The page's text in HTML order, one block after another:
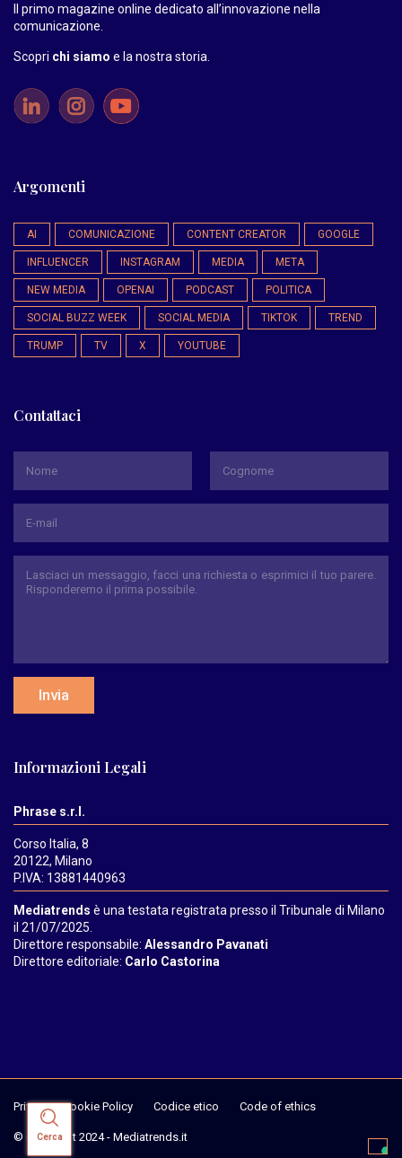
Cerca
Il primo magazine online dedicato all’innovazione nella
comunicazione.
Scopri chi siamo e la nostra storia
Argomenti
AI COMUNICAZIONE CONTENT CREATOR GOOGLE
INFLUENCER INSTAGRAM MEDIA META
NEW MEDIA OPENAI PODCAST POLITICA
SOCIAL BUZZ WEEK SOCIAL MEDIA TIKTOK TREND
TRUMP TV X YOUTUBE
Contattaci
Invia
Informazioni Legali
Phrase s.r.l.
Corso Italia, 8
20122, Milano
P.IVA: 13881440963
Mediatrends è una testata registrata presso il Tribunale di Milano
il 21/07/2025.
Direttore responsabile: Alessandro Pavanati
Direttore editoriale: Carlo Castorina
Privacy & Cookie Policy Codice etico Code of ethics
© Copyright 2024 - Mediatrends.it